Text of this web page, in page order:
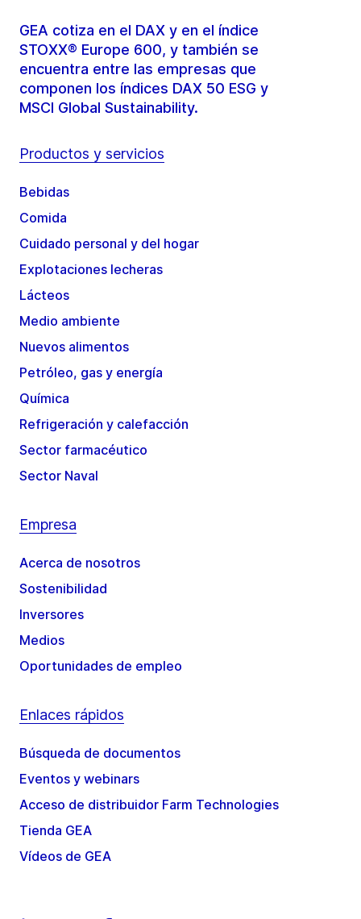
GEA cotiza en el DAX y en el índice
STOXX® Europe 600, y también se
encuentra entre las empresas que
componen los índices DAX 50 ESG y
MSCI Global Sustainability.
Productos y servicios
Bebidas
Comida
Cuidado personal y del hogar
Explotaciones lecheras
Lácteos
Medio ambiente
Nuevos alimentos
Petróleo, gas y energía
Química
Refrigeración y calefacción
Sector farmacéutico
Sector Naval
Empresa
Acerca de nosotros
Sostenibilidad
Inversores
Medios
Oportunidades de empleo
Enlaces rápidos
Búsqueda de documentos
Eventos y webinars
Acceso de distribuidor Farm Technologies
Tienda GEA
Vídeos de GEA